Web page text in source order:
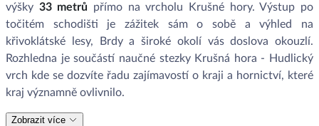
výšky 33 metrů přímo na vrcholu Krušné hory. Výstup po
točitém schodišti je zážitek sám o sobě a výhled na
křivoklátské lesy, Brdy a široké okolí vás doslova okouzlí.
Rozhledna je součástí naučné stezky Krušná hora - Hudlický
vrch kde se dozvíte řadu zajímavostí o kraji a hornictví, které
kraj významně ovlivnilo.
Zobrazit více